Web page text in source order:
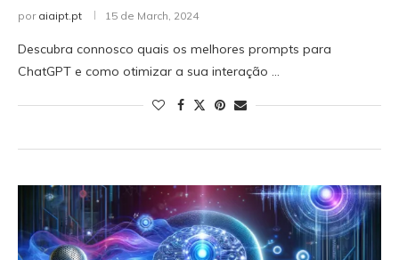
por aiaipt.pt 15 de March, 2024
Descubra connosco quais os melhores prompts para
ChatGPT e como otimizar a sua interação …